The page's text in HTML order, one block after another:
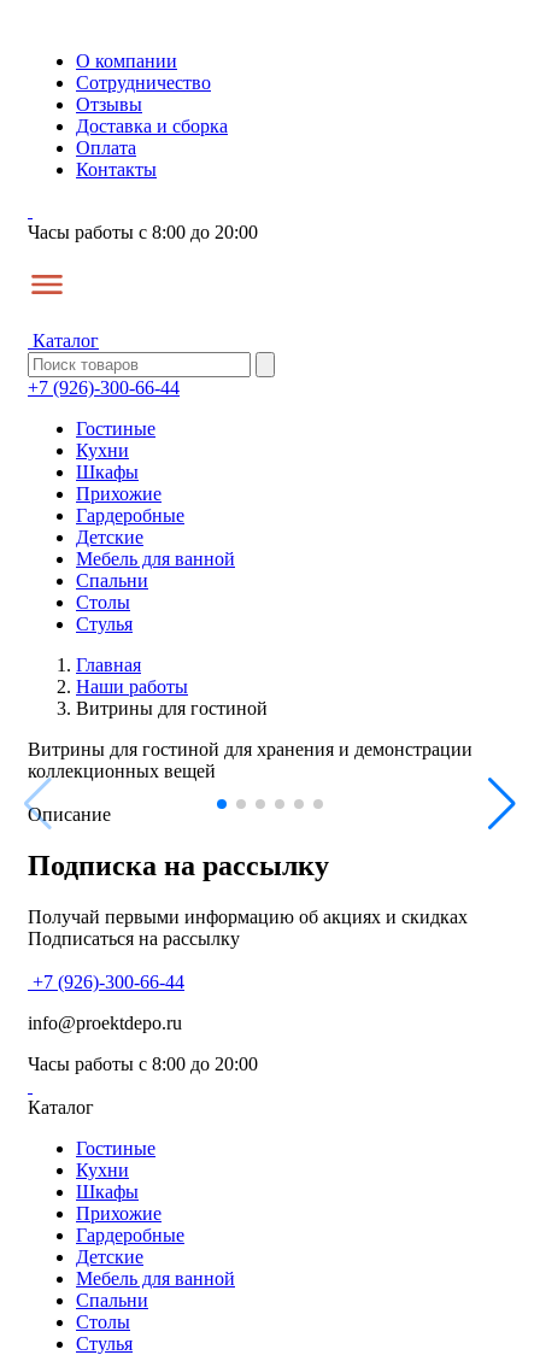
О компании
Сотрудничество
Отзывы
Доставка и сборка
Оплата
Контакты
Часы работы с 8:00 до 20:00
Каталог
+7 (926)-300-66-44
Гостиные
Кухни
Шкафы
Прихожие
Гардеробные
Детские
Мебель для ванной
Спальни
Столы
Стулья
Главная
Наши работы
Витрины для гостиной
Витрины для гостиной для хранения и демонстрации
коллекционных вещей
Описание
Подписка на рассылку
Получай первыми информацию об акциях и скидках
Подписаться на рассылку
+7 (926)-300-66-44
info@proektdepo.ru
Часы работы с 8:00 до 20:00
Каталог
Гостиные
Кухни
Шкафы
Прихожие
Гардеробные
Детские
Мебель для ванной
Спальни
Столы
Стулья